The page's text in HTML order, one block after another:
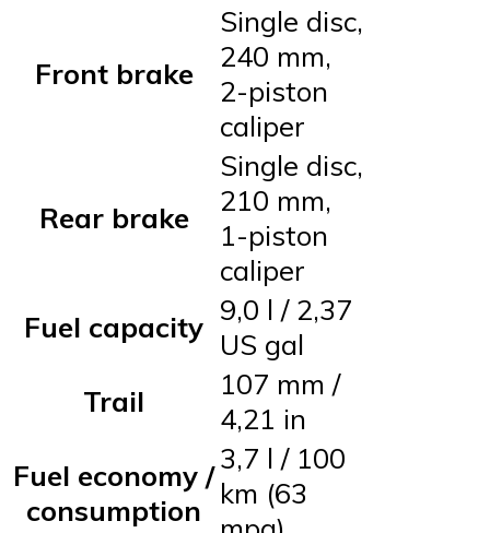
Front brake
Single disc,
240 mm,
2-piston
caliper
Rear brake
Single disc,
210 mm,
1-piston
caliper
Fuel capacity 9,0 l / 2,37
US gal
Trail
107 mm /
4,21 in
Fuel economy /
consumption
3,7 l / 100
km (63